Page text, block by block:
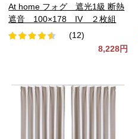
At home フォグ 遮光1級 断熱
遮音 100×178 IV ２枚組
(12)
8,228円